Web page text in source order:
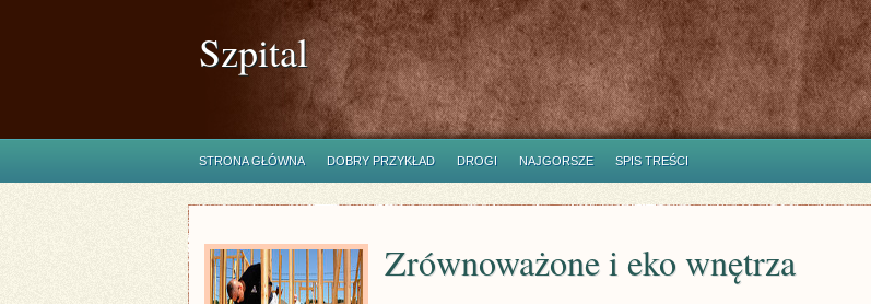
Szpital
STRONA GŁÓWNA DOBRY PRZYKŁAD DROGI NAJGORSZE SPIS TREŚCI
Zrównoważone i eko wnętrza